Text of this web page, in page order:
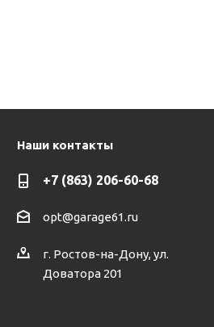
Наши контакты
+7 (863) 206-60-68
opt@garage61.ru
г. Ростов-на-Дону, ул.
Доватора 201